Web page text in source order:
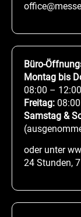
Büro-
Montag bis
08:00 –
Freitag:
Samstag &
oder unter
24 Stunden,